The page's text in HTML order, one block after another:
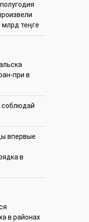
млрд теңге
при в
впервые
в
в районах